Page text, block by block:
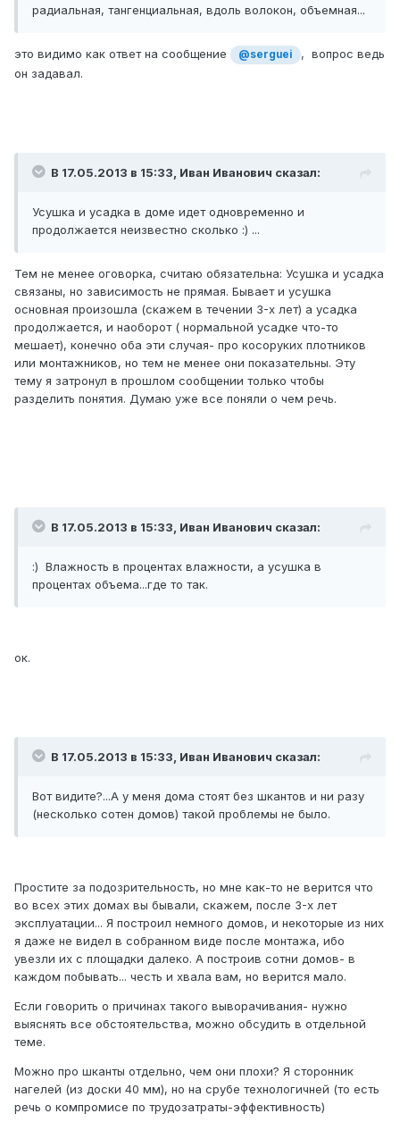
радиальная, тангенциальная, вдоль волокон, объемная...
это видимо как ответ на сообщение @serguei
, вопрос ведь
он задавал.
В 17.05.2013 в 15:33, Иван Иванович сказал:
Усушка и усадка в доме идет одновременно и
продолжается неизвестно сколько :) ...
Тем не менее оговорка, считаю обязательна: Усушка и усадка
связаны, но зависимость не прямая. Бывает и усушка
основная произошла (скажем в течении 3-х лет) а усадка
продолжается, и наоборот ( нормальной усадке что-то
мешает), конечно оба эти случая- про косоруких плотников
или монтажников, но тем не менее они показательны. Эту
тему я затронул в прошлом сообщении только чтобы
разделить понятия. Думаю уже все поняли о чем речь.
В 17.05.2013 в 15:33, Иван Иванович сказал:
:) Влажность в процентах влажности, а усушка в
процентах объема...где то так.
ок.
В 17.05.2013 в 15:33, Иван Иванович сказал:
Вот видите?...А у меня дома стоят без шкантов и ни разу
(несколько сотен домов) такой проблемы не было.
Простите за подозрительность, но мне как-то не верится что
во всех этих домах вы бывали, скажем, после 3-х лет
эксплуатации... Я построил немного домов, и некоторые из них
я даже не видел в собранном виде после монтажа, ибо
увезли их с площадки далеко. А построив сотни домов- в
каждом побывать... честь и хвала вам, но верится мало.
Если говорить о причинах такого выворачивания- нужно
выяснять все обстоятельства, можно обсудить в отдельной
теме.
Можно про шканты отдельно, чем они плохи? Я сторонник
нагелей (из доски 40 мм), но на срубе технологичней (то есть
речь о компромисе по трудозатраты-эффективность)